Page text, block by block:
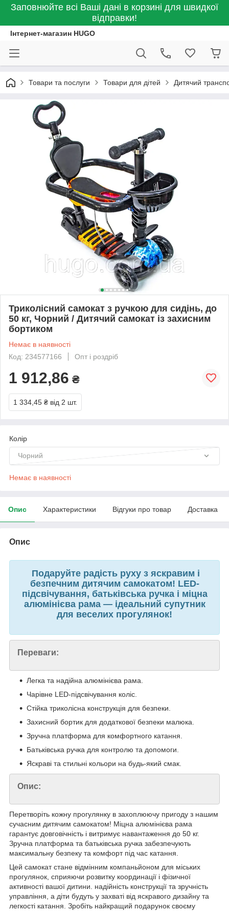
Заповнюйте всі Ваші дані в корзині для швидкої
відправки!
Інтернет-магазин HUGO
Товари та послуги Товари для дітей Дитячий
Триколісний самокат з ручкою для сидінь, до
50 кг, Чорний / Дитячий самокат із захисним
бортиком
Немає в наявності
Код: 234577166
Опт і роздріб
1 912,86 ₴
1 334,45 ₴ від 2 шт.
Колір
Чорний
Немає в наявності
Опис Характеристики Відгуки про товар Доставка
Опис
Подаруйте радість руху з яскравим і
безпечним дитячим самокатом! LED-
підсвічування, батьківська ручка і міцна
алюмінієва рама — ідеальний супутник
для веселих прогулянок!
Переваги:
Легка та надійна алюмінієва рама.
Чарівне LED-підсвічування коліс.
Стійка триколісна конструкція для безпеки.
Захисний бортик для додаткової безпеки малюка.
Зручна платформа для комфортного катання.
Батьківська ручка для контролю та допомоги.
Яскраві та стильні кольори на будь-який смак.
Опис:
Перетворіть кожну прогулянку в захоплюючу пригоду з нашим
сучасним дитячим самокатом! Міцна алюмінієва рама
гарантує довговічність і витримує навантаження до 50 кг.
Зручна платформа та батьківська ручка забезпечують
максимальну безпеку та комфорт під час катання.
Цей самокат стане відмінним компаньйоном для міських
прогулянок, сприяючи розвитку координації і фізичної
активності вашої дитини. надійність конструкції та зручність
управління, а діти будуть у захваті від яскравого дизайну та
легкості катання. Зробіть найкращий подарунок своєму